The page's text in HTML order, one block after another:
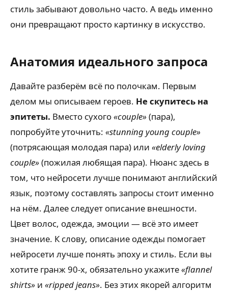
стиль забывают довольно часто. А ведь именно
они превращают просто картинку в искусство.
Анатомия идеального запроса
Давайте разберём всё по полочкам. Первым
делом мы описываем героев. Не скупитесь на
эпитеты. Вместо сухого«couple»(пара),
попробуйте уточнить: «stunning young couple»
(потрясающая молодая пара) или «elderly loving
couple»(пожилая любящая пара). Нюанс здесь в
том, что нейросети лучше понимают английский
язык, поэтому составлять запросы стоит именно
на нём. Далее следует описание внешности.
Цвет волос, одежда, эмоции — всё это имеет
значение. К слову, описание одежды помогает
нейросети лучше понять эпоху и стиль. Если вы
хотите гранж 90-х, обязательно укажите«flannel
shirts» и «ripped jeans». Без этих якорей алгоритм